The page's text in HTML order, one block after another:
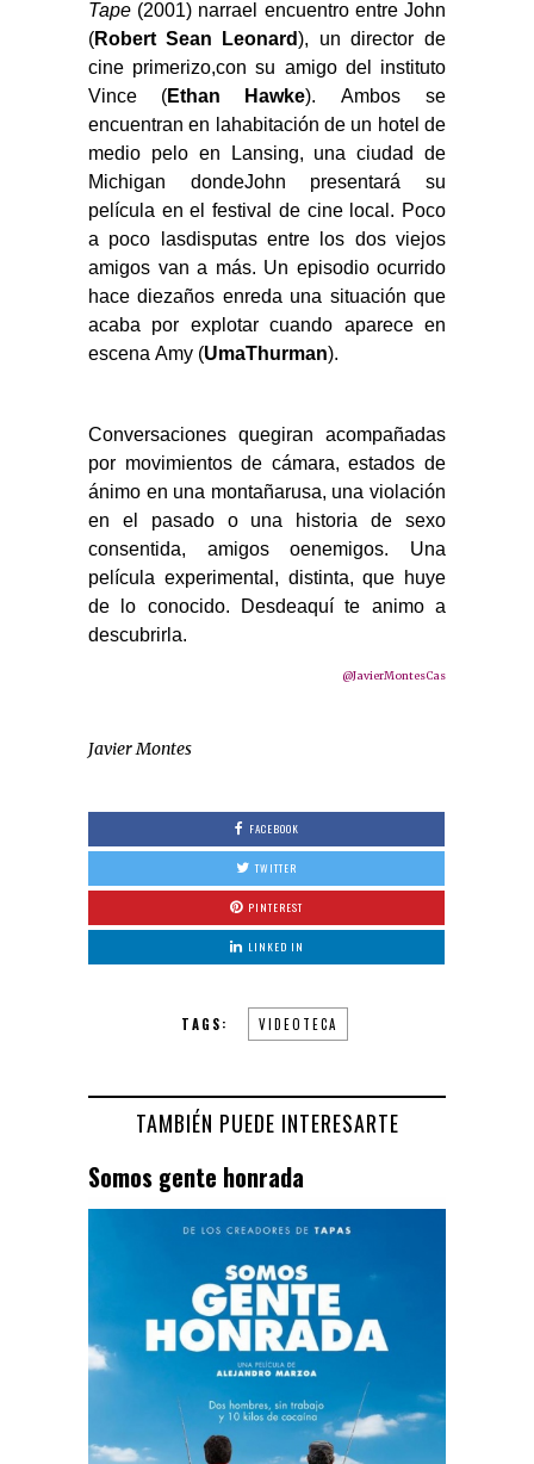
Tape (2001) narrael encuentro entre John
(Robert Sean Leonard), un director de
cine primerizo,con su amigo del instituto
Vince (Ethan Hawke). Ambos se
encuentran en lahabitación de un hotel de
medio pelo en Lansing, una ciudad de
Michigan dondeJohn presentará su
película en el festival de cine local. Poco
a poco lasdisputas entre los dos viejos
amigos van a más. Un episodio ocurrido
hace diezaños enreda una situación que
acaba por explotar cuando aparece en
escena Amy (UmaThurman).
Conversaciones quegiran acompañadas
por movimientos de cámara, estados de
ánimo en una montañarusa, una violación
en el pasado o una historia de sexo
consentida, amigos oenemigos. Una
película experimental, distinta, que huye
de lo conocido. Desdeaquí te animo a
descubrirla.
@JavierMontesCas
Javier Montes
FACEBOOK
TWITTER
PINTEREST
LINKED IN
TAGS: VIDEOTECA
TAMBIÉN PUEDE INTERESARTE
Somos gente honrada